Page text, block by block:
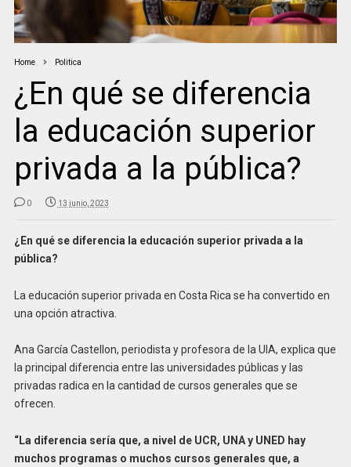
Home Politica
¿En qué se diferencia
la educación superior
privada a la pública?
0 13 junio, 2023
¿En qué se diferencia la educación superior privada a la
pública?
La educación superior privada en Costa Rica se ha convertido en
una opción atractiva.
Ana García Castellon, periodista y profesora de la UIA, explica que
la principal diferencia entre las universidades públicas y las
privadas radica en la cantidad de cursos generales que se
ofrecen.
“La diferencia sería que, a nivel de UCR, UNA y UNED hay
muchos programas o muchos cursos generales que, a